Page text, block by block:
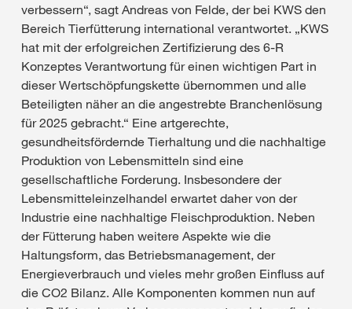
verbessern“, sagt Andreas von Felde, der bei KWS den
Bereich Tierfütterung international verantwortet. „KWS
hat mit der erfolgreichen Zertifizierung des 6-R
Konzeptes Verantwortung für einen wichtigen Part in
dieser Wertschöpfungskette übernommen und alle
Beteiligten näher an die angestrebte Branchenlösung
für 2025 gebracht.“ Eine artgerechte,
gesundheitsfördernde Tierhaltung und die nachhaltige
Produktion von Lebensmitteln sind eine
gesellschaftliche Forderung. Insbesondere der
Lebensmitteleinzelhandel erwartet daher von der
Industrie eine nachhaltige Fleischproduktion. Neben
der Fütterung haben weitere Aspekte wie die
Haltungsform, das Betriebsmanagement, der
Energieverbrauch und vieles mehr großen Einfluss auf
die CO2 Bilanz. Alle Komponenten kommen nun auf